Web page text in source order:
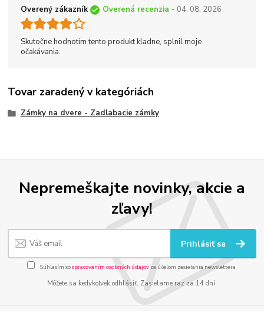
Overený zákazník Overená recenzia - 04. 08. 2026
Skutočne hodnotím tento produkt kladne, splnil moje
očakávania.
Tovar zaradený v kategóriách
Zámky na dvere - Zadlabacie zámky
Nepremeškajte novinky, akcie a
zľavy!
Prihlásiť sa
Súhlasím sospracovaním osobných údajov za účelom zasielania newslettera.
Môžete sa kedykoľvek odhlásiť. Zasielame raz za 14 dní.